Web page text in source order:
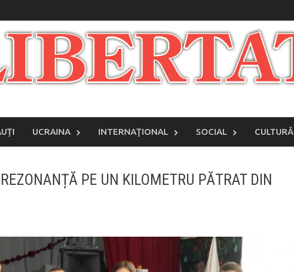
UCRAINA INTERNAŢIONAL SOCIAL CULTURĂ
PE UN KILOMETRU PĂTRAT DIN